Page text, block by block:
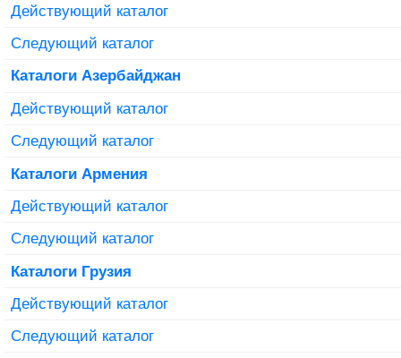
Действующий каталог
Следующий каталог
Каталоги Азербайджан
Действующий каталог
Следующий каталог
Каталоги Армения
Действующий каталог
Следующий каталог
Каталоги Грузия
Действующий каталог
Следующий каталог